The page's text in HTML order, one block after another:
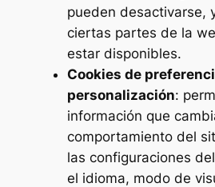
pueden desactivarse,
ciertas partes de la
estar disponibles.
Cookies de
personalización:
información que
comportamiento del
las configuraciones
el idioma, modo de